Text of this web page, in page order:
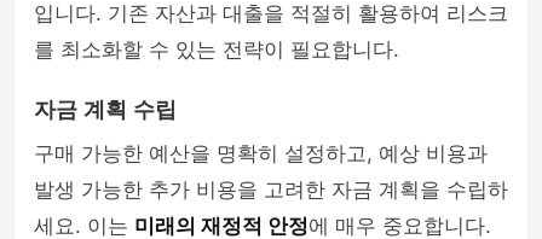
입니다. 기존 자산과 대출을 적절히 활용하여 리스크
를 최소화할 수 있는 전략이 필요합니다.
자금 계획 수립
구매 가능한 예산을 명확히 설정하고, 예상 비용과
발생 가능한 추가 비용을 고려한 자금 계획을 수립하
세요. 이는 미래의 재정적 안정에 매우 중요합니다.